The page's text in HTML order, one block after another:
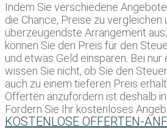
Indem Sie verschiedene
die Chance, Preise zu vergleichen
überzeugendste Arrangement
können Sie den Preis für den
und etwas Geld einsparen. Bei nur
wissen Sie nicht, ob Sie den
auch zu einem tieferen Preis
Offerten anzufordern ist deshalb in
Fordern Sie Ihr kostenloses
KOSTENLOSE OFFERTEN-